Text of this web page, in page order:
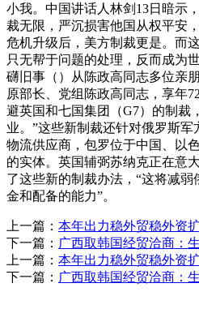
小我。中国讲话人林剑13日暗示
裁无限，严沉损害他国从权平安
危机升级后，美方制裁更是。而
只无帮于问题的处理，反而成为
礴旧事（）从陈政高同志多位亲
原部长、党组陈政高同志，享年
避英国和七国集团（G7）的制裁
业。”这些新制裁还针对俄罗斯
物流供应商，包罗位于中国、以
的实体。英国辅弼苏纳克正在意
了这些新的制裁办法，“这将减
金和配备的能力”。
上一篇： 本年出力稳外贸稳外资
下一篇： 广西取韩国经贸洽商：
上一篇： 本年出力稳外贸稳外资
下一篇： 广西取韩国经贸洽商：